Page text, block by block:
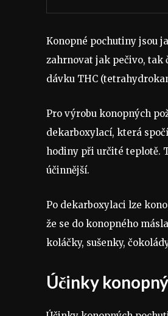
Konopné pochutiny jsou
zahrnovat jak pečivo, tak
dávku THC
Pro výrobu konopných
dekarboxylací, která
hodiny při určité teplotě.
účinnější.
Po dekarboxylaci lze
že se do konopného
koláčky, sušenky,
Účinky